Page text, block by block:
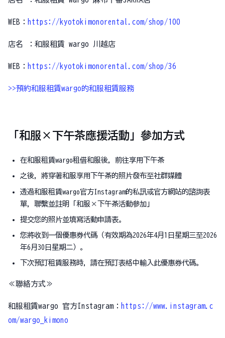
WEB： https://kyotokimonorental.com/shop/100
店名 ：和服租賃 wargo 川越店
WEB： https://kyotokimonorental.com/shop/36
>>預約和服租賃wargo的和服租賃服務
「和服×下午茶應援活動」參加方式
在和服租賃wargo租借和服後，前往享用下午茶
之後，將穿著和服享用下午茶的照片發布至社群媒體
透過和服租賃wargo官方Instagram的私訊或官方網站的諮詢表
單，聯繫並註明「和服×下午茶活動參加」
提交您的照片並填寫活動申請表。
您將收到一個優惠券代碼（有效期為2026年4月1日星期三至2026
年6月30日星期二）。
下次預訂租賃服務時，請在預訂表格中輸入此優惠券代碼。
≪聯絡方式≫
和服租賃wargo 官方Instagram： https://www.instagram.c
om/wargo_kimono